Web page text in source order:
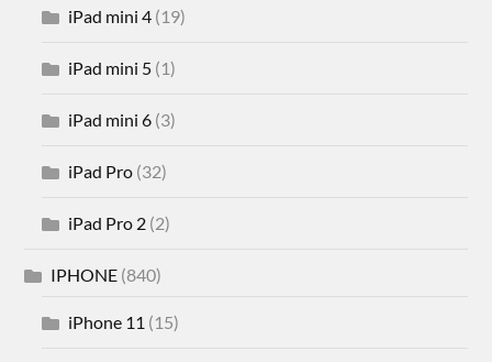
iPad mini 4 (19)
iPad mini 5 (1)
iPad mini 6 (3)
iPad Pro (32)
iPad Pro 2 (2)
IPHONE (840)
iPhone 11 (15)